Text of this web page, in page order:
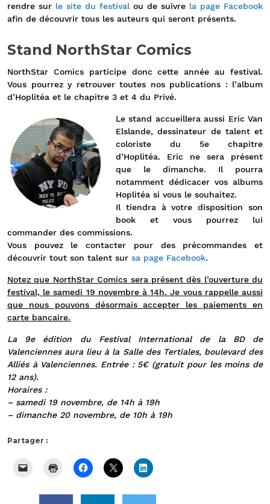
rendre sur le site du festival ou de suivre la page Facebook
afin de découvrir tous les auteurs qui seront présents.
Stand NorthStar Comics
NorthStar Comics participe donc cette année au festival.
Vous pourrez y retrouver toutes nos publications : l’album
d’Hoplitéa et le chapitre 3 et 4 du Privé.
Le stand accueillera aussi Eric Van
Elslande, dessinateur de talent et
coloriste du 5e chapitre
d’Hoplitéa. Eric ne sera présent
que le dimanche. Il pourra
notamment dédicacer vos albums
Hoplitéa si vous le souhaitez.
Il tiendra à votre disposition son
book et vous pourrez lui
commander des commissions.
Vous pouvez le contacter pour des précommandes et
découvrir tout son talent sur sa page Facebook.
Notez que NorthStar Comics sera présent dès l’ouverture du
festival, le samedi 19 novembre à 14h. Je vous rappelle aussi
que nous pouvons désormais accepter les paiements en
carte bancaire.
La 9e édition du Festival International de la BD de
Valenciennes aura lieu à la Salle des Tertiales, boulevard des
Alliés à Valenciennes. Entrée : 5€ (gratuit pour les moins de
12 ans).
Horaires :
– samedi 19 novembre, de 14h à 19h
– dimanche 20 novembre, de 10h à 19h
Partager :